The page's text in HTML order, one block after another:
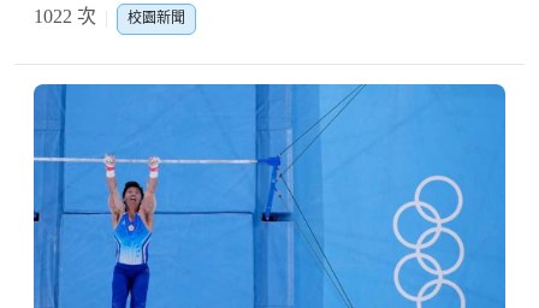
1022 次
校園新聞